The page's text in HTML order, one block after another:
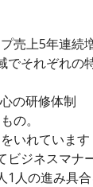
売上5年連続
それぞれの
の研修体制
の。
いれています
ジネスマナ
人の進み具